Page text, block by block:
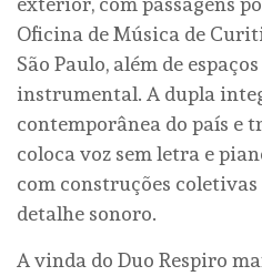
Oficina de Música de
São Paulo, além de
instrumental. A dupla
contemporânea do país e
coloca voz sem letra e
com construções
detalhe sonoro.
A vinda do Duo Respiro